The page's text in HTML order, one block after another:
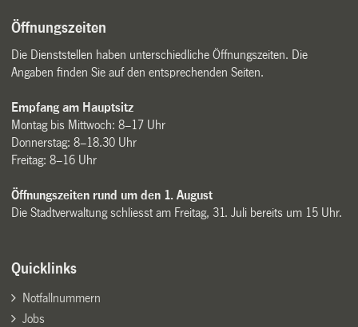
Öffnungszeiten
Die Dienststellen haben unterschiedliche Öffnungszeiten. Die
Angaben finden Sie auf den entsprechenden Seiten.
Empfang am Hauptsitz
Montag bis Mittwoch: 8–17 Uhr
Donnerstag: 8–18.30 Uhr
Freitag: 8–16 Uhr
Öffnungszeiten rund um den 1. August
Die Stadtverwaltung schliesst am Freitag, 31. Juli bereits um 15 Uhr.
Quicklinks
Notfallnummern
Jobs